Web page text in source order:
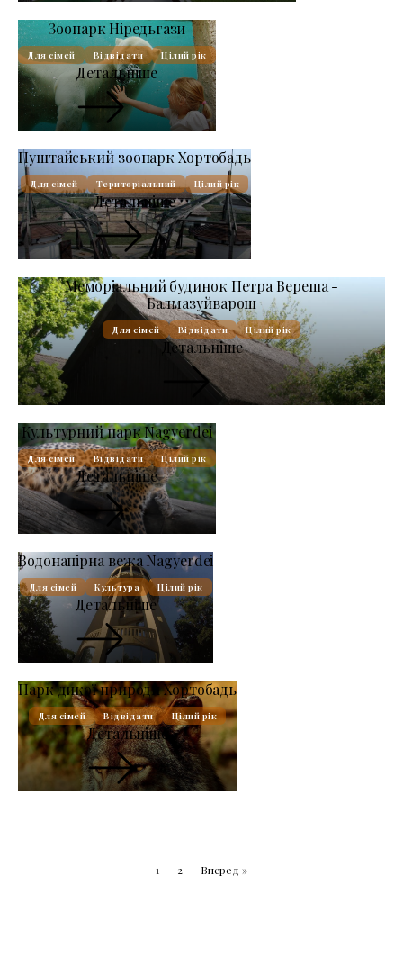
Зоопарк Ніредьгази
Для сімей Відвідати Цілий рік
Детальніше
Пуштайський зоопарк Хортобадь
Для сімей Територіальний Цілий рік
Детальніше
Меморіальний будинок Петра Вереша -
Балмазуйварош
Для сімей Відвідати Цілий рік
Детальніше
Культурний парк Nagyerdei
Для сімей Відвідати Цілий рік
Детальніше
Водонапірна вежа Nagyerdei
Для сімей Культура Цілий рік
Детальніше
Парк дикої природи Хортобадь
Для сімей Відвідати Цілий рік
Детальніше
1 2 Вперед »